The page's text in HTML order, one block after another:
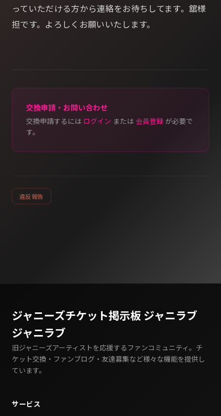
っていただける方から連絡をお待ちしてます。舘様
担です。よろしくお願いいたします。
交換申請・お問い合わせ
交換申請するには ログイン または 会員登録 が必要で
す。
違反報告
ジャニーズチケット掲示板 ジャニラブ
ジャニラブ
旧ジャニーズアーティストを応援するファンコミュニティ。チ
ケット交換・ファンブログ・友達募集など様々な機能を提供し
ています。
サービス